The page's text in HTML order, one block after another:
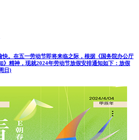
。在五一劳动节即将来临之际，根据《国务院办公厅
》精神，现就2024年劳动节放假安排通知如下：放假
日)